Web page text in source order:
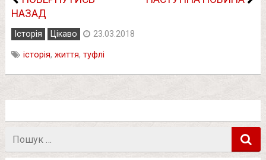
НАЗАД
Історія Цікаво 23.03.2018
історія, життя, туфлі